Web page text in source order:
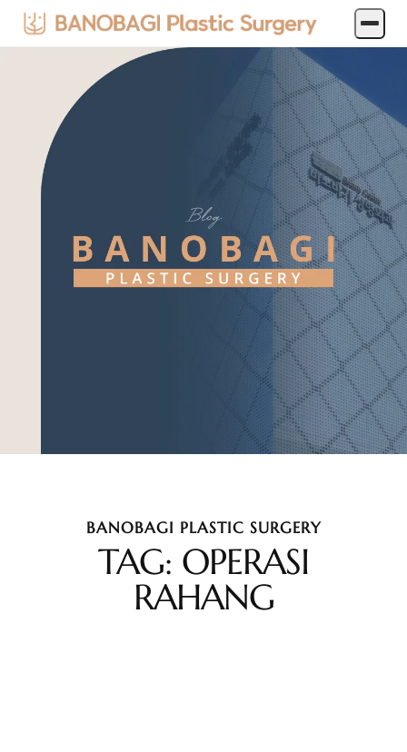
BANOBAGI PLASTIC SURGERY
TAG: OPERASI
RAHANG